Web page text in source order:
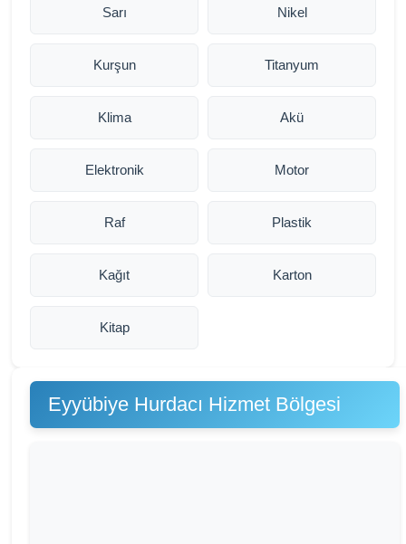
Sarı Nikel
Kurşun Titanyum
Klima Akü
Elektronik Motor
Raf Plastik
Kağıt Karton
Kitap
Eyyübiye Hurdacı Hizmet Bölgesi